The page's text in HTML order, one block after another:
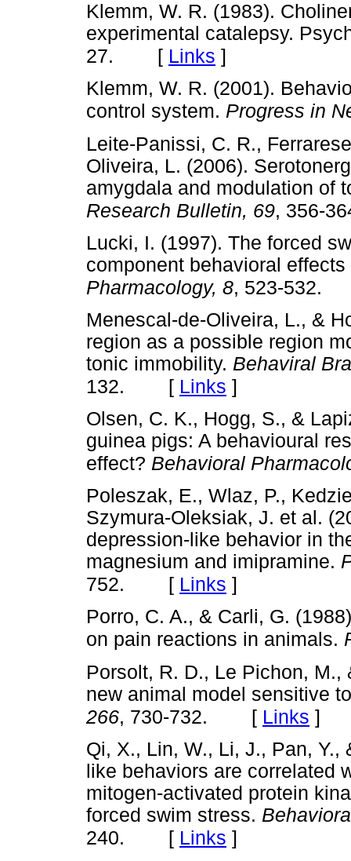
Klemm, W. R. (1983).
experimental catalepsy.
27. [ Links ]
Klemm, W. R. (2001).
control system. Progress in
Leite-Panissi, C. R.,
Oliveira, L. (2006).
amygdala and modulation of
Research Bulletin, 69, 356-
Lucki, I. (1997). The forced
component behavioral
Pharmacology, 8, 523-532.
Menescal-de-Oliveira, L., &
region as a possible region
tonic immobility. Behaviral
132. [ Links ]
Olsen, C. K., Hogg, S., &
guinea pigs: A behavioural
effect? Behavioral
Poleszak, E., Wlaz, P.,
Szymura-Oleksiak, J. et al.
depression-like behavior in
magnesium and imipramine.
752. [ Links ]
Porro, C. A., & Carli, G.
on pain reactions in animals.
Porsolt, R. D., Le Pichon,
new animal model sensitive
266, 730-732. [ Links ]
Qi, X., Lin, W., Li, J., Pan, Y.,
like behaviors are correlated
mitogen-activated protein
forced swim stress.
240. [ Links ]